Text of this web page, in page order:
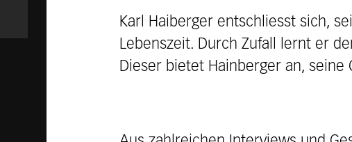
Karl Haiberger entschliesst sich,
Lebenszeit. Durch Zufall lernt er
Dieser bietet Hainberger an, seine